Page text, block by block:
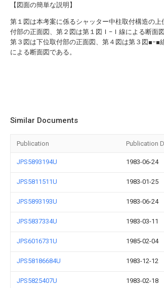
【図面の簡単な説明】
第１図は本考案に係るシャッター中柱取付構造の上
付部の正面図、第２図は第１図Ｉ−Ｉ線による断面図
第３図は下位取付部の正面図、第４図は第３図■−■
による断面図である。
Similar Documents
Publication Publication
JPS5893194U 1983-06-24
JPS5811511U 1983-01-25
JPS5893193U 1983-06-24
JPS5837334U 1983-03-11
JPS6016731U 1985-02-04
JPS58186684U 1983-12-12
JPS5825407U 1983-02-18